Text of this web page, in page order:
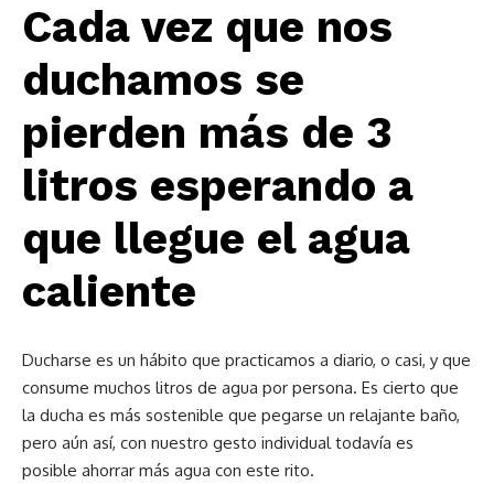
Cada vez que nos
duchamos se
pierden más de 3
litros esperando a
que llegue el agua
caliente
Ducharse es un hábito que practicamos a diario, o casi, y que
consume muchos litros de agua por persona. Es cierto que
la ducha es más sostenible que pegarse un relajante baño,
pero aún así, con nuestro gesto individual todavía es
posible ahorrar más agua con este rito.